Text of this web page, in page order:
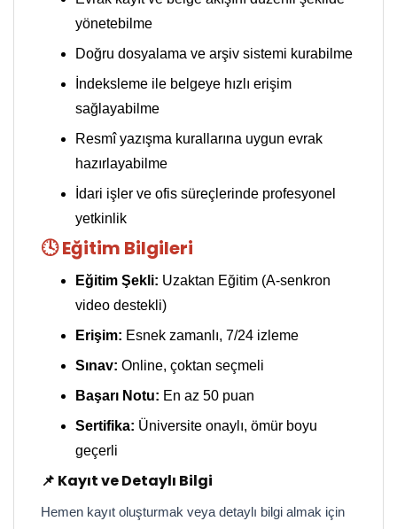
yönetebilme
Doğru dosyalama ve arşiv sistemi kurabilme
İndeksleme ile belgeye hızlı erişim
sağlayabilme
Resmî yazışma kurallarına uygun evrak
hazırlayabilme
İdari işler ve ofis süreçlerinde profesyonel
yetkinlik
🕓 Eğitim Bilgileri
Eğitim Şekli: Uzaktan Eğitim (A-senkron
video destekli)
Erişim: Esnek zamanlı, 7/24 izleme
Sınav: Online, çoktan seçmeli
Başarı Notu: En az 50 puan
Sertifika: Üniversite onaylı, ömür boyu
geçerli
📌 Kayıt ve Detaylı Bilgi
Hemen kayıt oluşturmak veya detaylı bilgi almak için